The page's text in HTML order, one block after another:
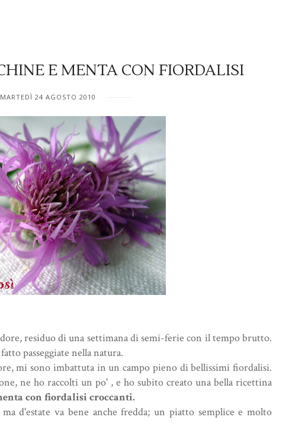
E MENTA CON FIORDALISI
MARTEDÌ 24 AGOSTO 2010
residuo di una settimana di semi-ferie con il tempo brutto.
passeggiate nella natura.
mi sono imbattuta in un campo pieno di bellissimi fiordalisi.
ne ho raccolti un po' , e ho subito creato una bella ricettina
con fiordalisi croccanti.
d'estate va bene anche fredda; un piatto semplice e molto